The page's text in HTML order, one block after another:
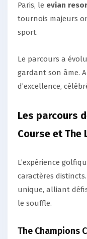
Paris, le evian
tournois majeurs
sport.
Le parcours a
gardant son âme.
d’excellence,
Les parcours
Course et The
L’expérience
caractères
unique, alliant
le souffle.
The Champions